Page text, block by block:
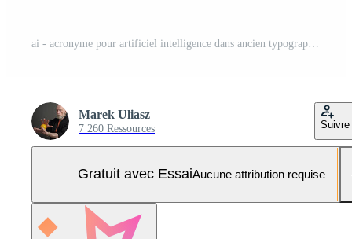
Marek Uliasz
7 260 Ressources Suivre
Gratuit avec EssaiAucune attribution requise